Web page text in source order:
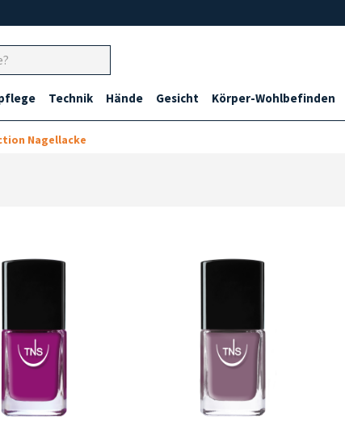
Technik Hände Gesicht Körper-Wohlbefinden
Nagellacke